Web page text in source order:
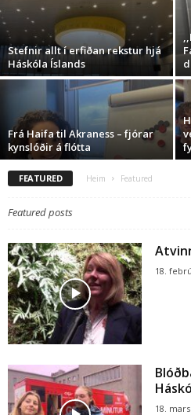
Stefnir allt í erfiðan rekstur hjá
Háskóla Íslands
Frá Haifa til Akraness – fjórar
kynslóðir á flótta
FEATURED Heim Featured
Featured posts
18.
18.